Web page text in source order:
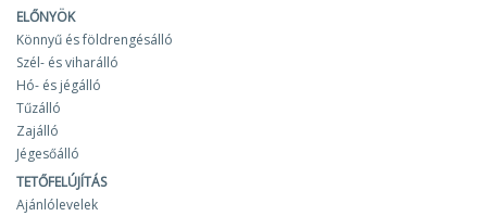
ELŐNYÖK
Könnyű és földrengésálló
Szél- és viharálló
Hó- és jégálló
Tűzálló
Zajálló
Jégesőálló
TETŐFELÚJÍTÁS
Ajánlólevelek